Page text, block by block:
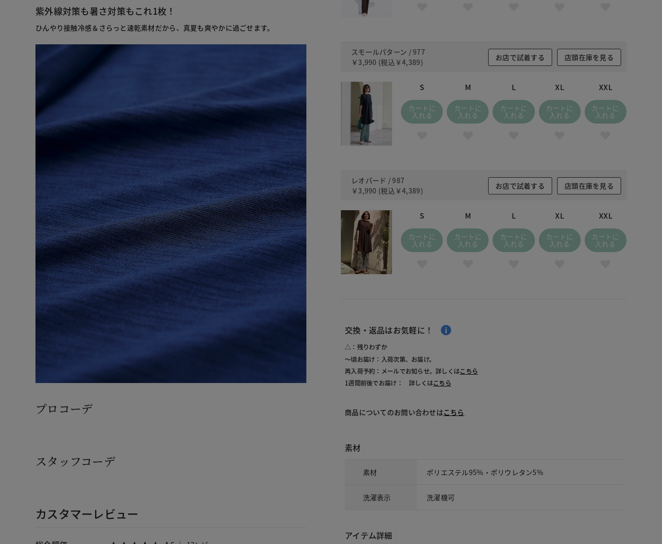
紫外線対策も暑さ対策もこれ1枚！
ひんやり接触冷感＆さらっと速乾素材だから、真夏も爽やかに過ごせます。
プロコーデ
スタッフコーデ
カスタマーレビュー
スモールパターン / 977
￥3,990 (税込 ￥4,389)
お店で試着する 店頭在庫を見る
S
カートに
入れる
M
カートに
入れる
L
カートに
入れる
XL
カートに
入れる
XXL
カートに
入れる
レオパード / 987
￥3,990 (税込 ￥4,389)
お店で試着する 店頭在庫を見る
S
カートに
入れる
M
カートに
入れる
L
カートに
入れる
XL
カートに
入れる
XXL
カートに
入れる
交換・返品はお気軽に！
△：残りわずか
～頃お届け：入荷次第、お届け。
再入荷予約：メールでお知らせ。詳しくはこちら
1週間前後でお届け： 詳しくはこちら
商品についてのお問い合わせはこちら
素材
素材 ポリエステル95%・ポリウレタン5%
洗濯表示 洗濯機可
アイテム詳細